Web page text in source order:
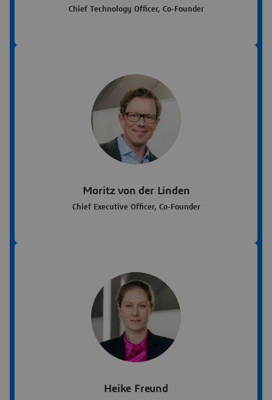
Chief Technology Officer, Co-Founder
Moritz von der Linden
Chief Executive Officer, Co-Founder
Heike Freund